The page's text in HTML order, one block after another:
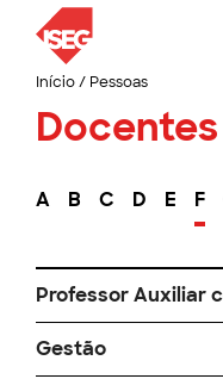
Início/ Pessoas
Docentes
A B C D E F
Professor Auxiliar
Gestão